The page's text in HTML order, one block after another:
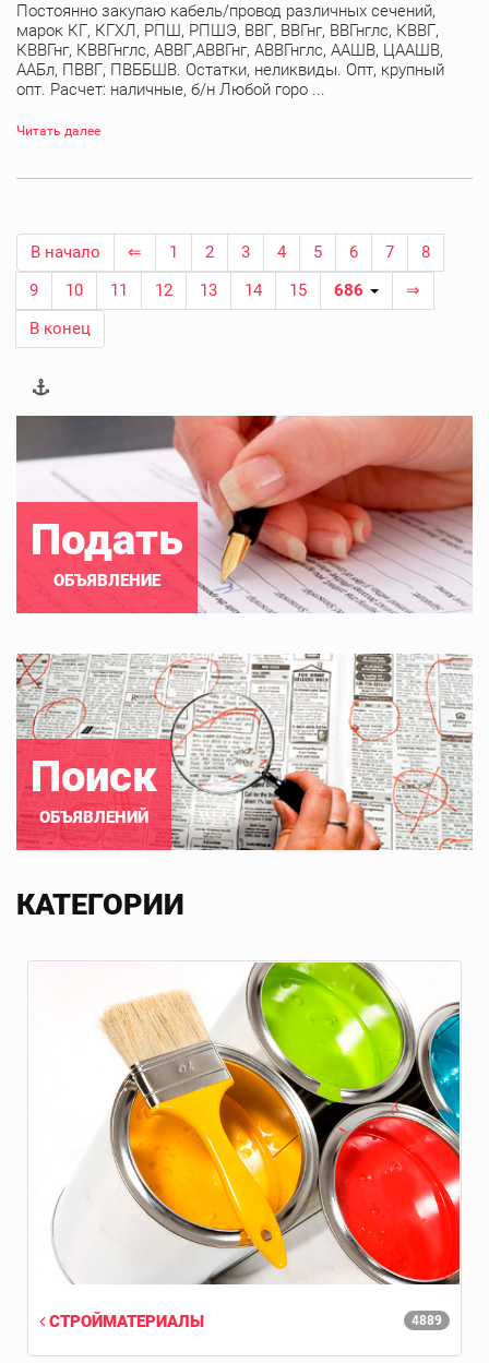
Постоянно закупаю кабель/провод различных сечений,
марок КГ, КГХЛ, РПШ, РПШЭ, ВВГ, ВВГнг, ВВГнглс, КВВГ,
КВВГнг, КВВГнглс, АВВГ,АВВГнг, АВВГнглс, ААШВ, ЦААШВ,
ААБл, ПВВГ, ПВББШВ. Остатки, неликвиды. Опт, крупный
опт. Расчет: наличные, б/н Любой горо ...
Читать далее
В начало ⇐ 1 2 3 4 5 6 7
8
9
10 11 12 13 14 15 686
⇒
В конец
Подать
ОБЪЯВЛЕНИЕ
Поиск
ОБЪЯВЛЕНИЙ
КАТЕГОРИИ
4889
СТРОЙМАТЕРИАЛЫ